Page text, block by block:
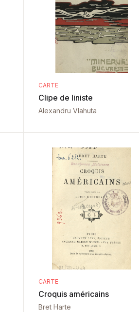
CARTE
Clipe de liniste
Alexandru Vlahuta
CARTE
Croquis américains
Bret Harte